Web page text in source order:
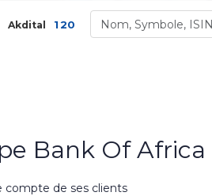
3,9 % Alliances 400,00
Bank Of Africa
compte de ses clients